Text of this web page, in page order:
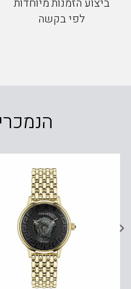
ביצוע הזמנות מיוחדות
לפי בקשה